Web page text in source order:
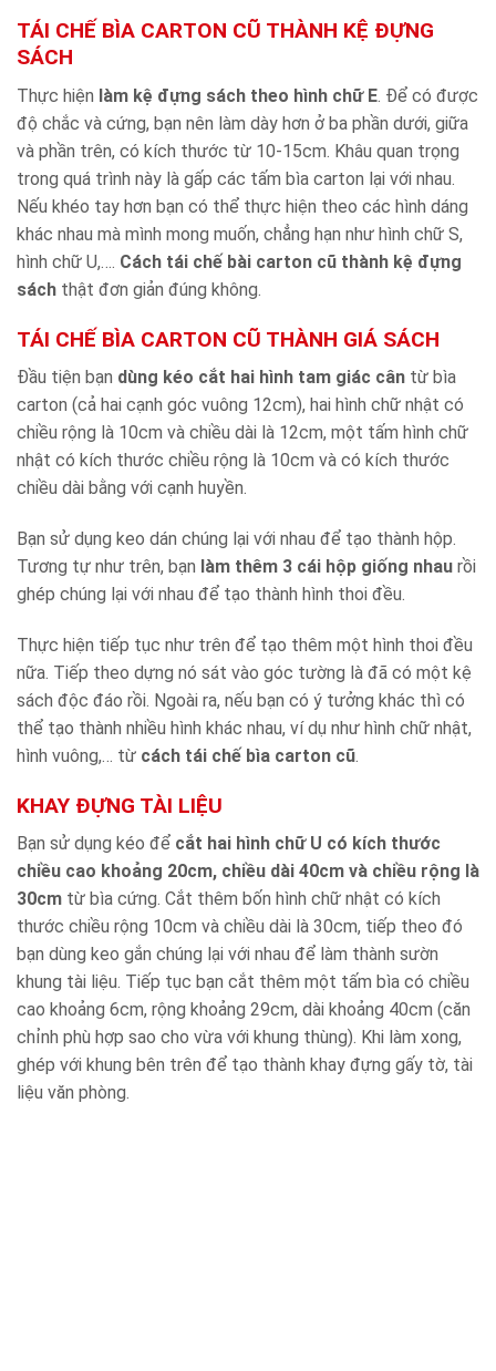
TÁI CHẾ BÌA CARTON CŨ THÀNH KỆ ĐỰNG
SÁCH
Thực hiện làm kệ đựng sách theo hình chữ E. Để có được
độ chắc và cứng, bạn nên làm dày hơn ở ba phần dưới, giữa
và phần trên, có kích thước từ 10-15cm. Khâu quan trọng
trong quá trình này là gấp các tấm bìa carton lại với nhau.
Nếu khéo tay hơn bạn có thể thực hiện theo các hình dáng
khác nhau mà mình mong muốn, chẳng hạn như hình chữ S,
hình chữ U,…. Cách tái chế bài carton cũ thành kệ đựng
sách thật đơn giản đúng không.
TÁI CHẾ BÌA CARTON CŨ THÀNH GIÁ SÁCH
Đầu tiện bạn dùng kéo cắt hai hình tam giác cân từ bìa
carton (cả hai cạnh góc vuông 12cm), hai hình chữ nhật có
chiều rộng là 10cm và chiều dài là 12cm, một tấm hình chữ
nhật có kích thước chiều rộng là 10cm và có kích thước
chiều dài bằng với cạnh huyền.
Bạn sử dụng keo dán chúng lại với nhau để tạo thành hộp.
Tương tự như trên, bạn làm thêm 3 cái hộp giống nhau rồi
ghép chúng lại với nhau để tạo thành hình thoi đều.
Thực hiện tiếp tục như trên để tạo thêm một hình thoi đều
nữa. Tiếp theo dựng nó sát vào góc tường là đã có một kệ
sách độc đáo rồi. Ngoài ra, nếu bạn có ý tưởng khác thì có
thể tạo thành nhiều hình khác nhau, ví dụ như hình chữ nhật,
hình vuông,… từ cách tái chế bìa carton cũ.
KHAY ĐỰNG TÀI LIỆU
Bạn sử dụng kéo để cắt hai hình chữ U có kích thước
chiều cao khoảng 20cm, chiều dài 40cm và chiều rộng là
30cm từ bìa cứng. Cắt thêm bốn hình chữ nhật có kích
thước chiều rộng 10cm và chiều dài là 30cm, tiếp theo đó
bạn dùng keo gắn chúng lại với nhau để làm thành sườn
khung tài liệu. Tiếp tục bạn cắt thêm một tấm bìa có chiều
cao khoảng 6cm, rộng khoảng 29cm, dài khoảng 40cm (căn
chỉnh phù hợp sao cho vừa với khung thùng). Khi làm xong,
ghép với khung bên trên để tạo thành khay đựng gấy tờ, tài
liệu văn phòng.